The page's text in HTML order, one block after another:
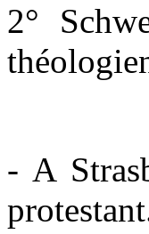
2°
- A